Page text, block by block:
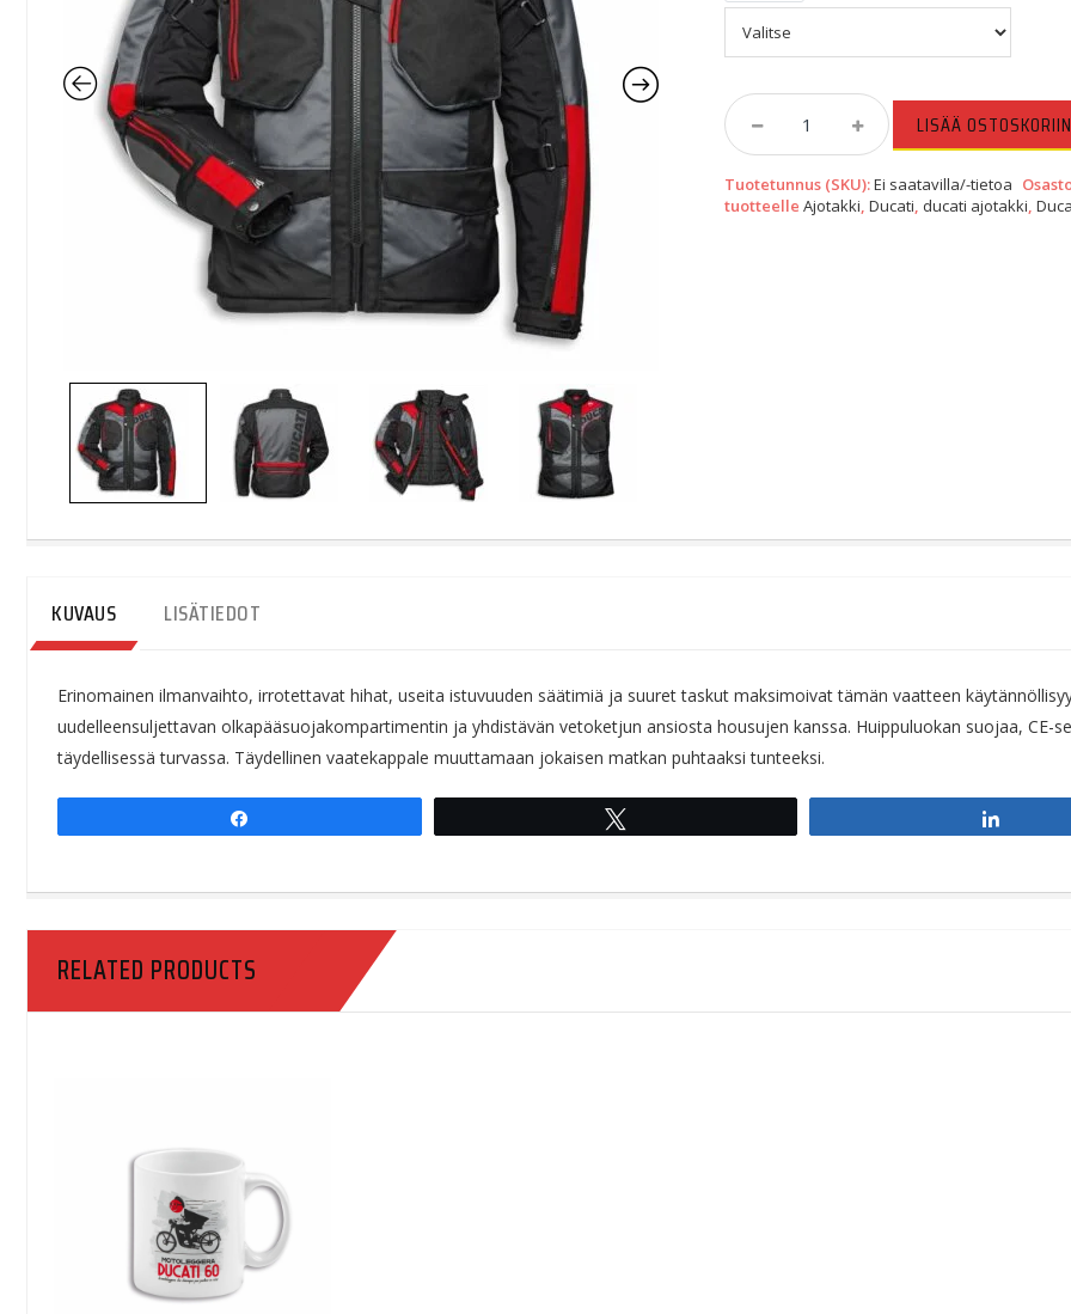
Ducati
Atacama
Miesten
Ajotakki
LISÄÄ OSTOSKORIIN
Tuotetunnus (SKU):Ei saatavilla/-tietoa
tuotteelleAjotakki,Ducati, ducati ajotakki,
KUVAUS LISÄTIEDOT
Erinomainen ilmanvaihto, irrotettavat hihat, useita istuvuuden säätimiä ja suuret taskut maksimoivat tämän vaatteen
uudelleensuljettavan olkapääsuojakompartimentin ja yhdistävän vetoketjun ansiosta housujen kanssa. Huippuluokan suojaa,
täydellisessä turvassa. Täydellinen vaatekappale muuttamaan jokaisen matkan puhtaaksi tunteeksi.
RELATED PRODUCTS